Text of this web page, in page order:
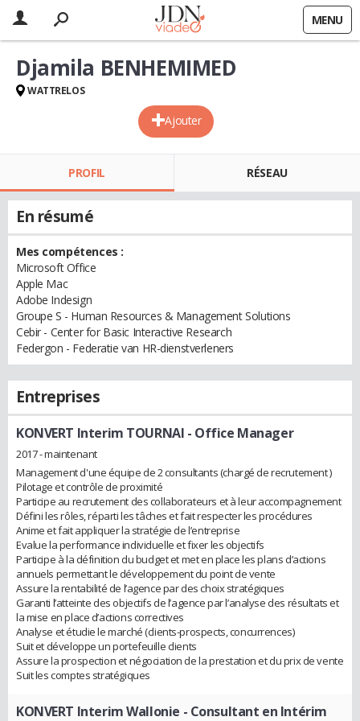
MENU
Ajouter
Djamila BENHEMIMED
WATTRELOS
PROFIL RÉSEAU
En résumé
Mes compétences :
Microsoft Office
Apple Mac
Adobe Indesign
Groupe S - Human Resources & Management Solutions
Cebir - Center for Basic Interactive Research
Federgon - Federatie van HR-dienstverleners
Entreprises
KONVERT Interim TOURNAI - Office Manager
2017 - maintenant
Management d'une équipe de 2 consultants (chargé de recrutement )
Pilotage et contrôle de proximité
Participe au recrutement des collaborateurs et à leur accompagnement
Défini les rôles, réparti les tâches et fait respecter les procédures
Anime et fait appliquer la stratégie de l’entreprise
Evalue la performance individuelle et fixer les objectifs
Participe à la définition du budget et met en place les plans d’actions
annuels permettant le développement du point de vente
Assure la rentabilité de l’agence par des choix stratégiques
Garanti l’atteinte des objectifs de l’agence par l’analyse des résultats et
la mise en place d’actions correctives
Analyse et étudie le marché (clients-prospects, concurrences)
Suit et développe un portefeuille clients
Assure la prospection et négociation de la prestation et du prix de vente
Suit les comptes stratégiques
KONVERT Interim Wallonie - Consultant en Intérim